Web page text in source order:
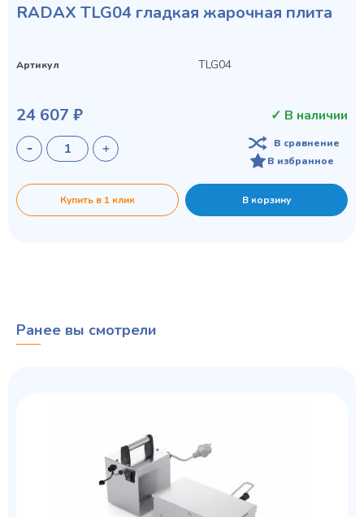
RADAX TLG04 гладкая жарочная плита
Артикул TLG04
24 607 ₽ ✓ В наличии
В сравнение
В избранное
Купить в 1 клик В корзину
Ранее вы смотрели